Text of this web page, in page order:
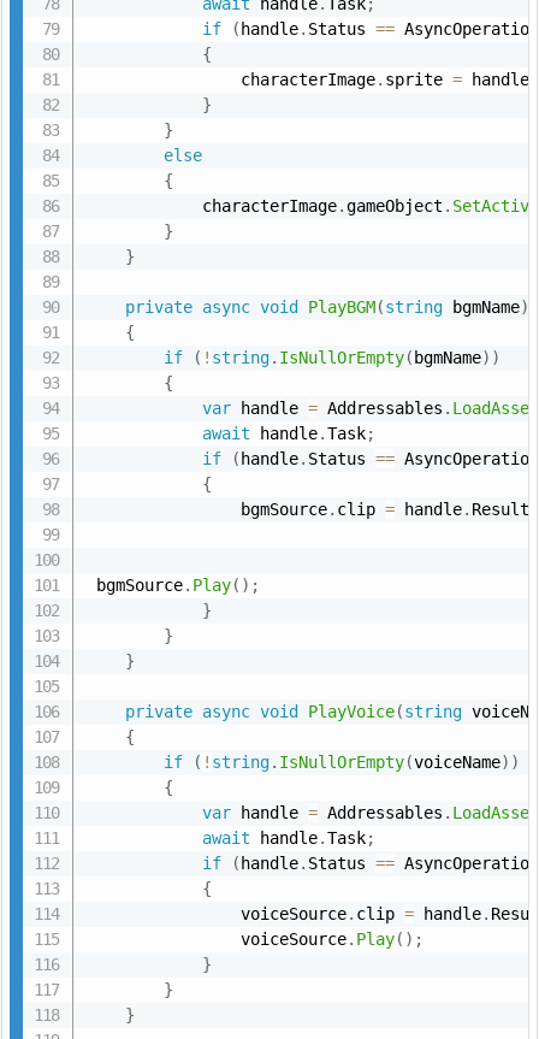
if
( handle. Status ==
{
                characterImage
. sprite = handle
}
}
else
{
            characterImage
.gameObject . SetActive
}
}
private async void PlayBGM(string bgmName)
{
if
( ! string. IsNullOrEmpty( bgmName) )
{
var handle = Addressables .
await handle.Task;
if
( handle. Status ==
{
                bgmSource
. clip = handle. Result
bgmSource. Play( ) ;
}
}
}
private async void PlayVoice(string
{
if
( ! string. IsNullOrEmpty(voiceName) )
{
var handle = Addressables .
await handle.Task;
if
( handle. Status ==
{
                voiceSource
. clip = handle.
                voiceSource
. Play( ) ;
}
}
}